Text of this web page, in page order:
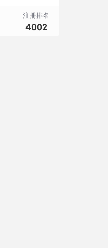
注册排名
4002